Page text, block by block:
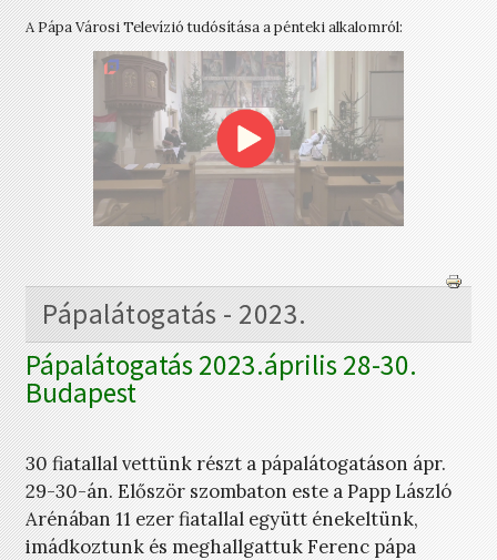
A Pápa Városi Televízió tudósítása a pénteki alkalomról:
Pápalátogatás - 2023.
Pápalátogatás 2023.április 28-30.
Budapest
30 fiatallal vettünk részt a pápalátogatáson ápr.
29-30-án. Először szombaton este a Papp László
Arénában 11 ezer fiatallal együtt énekeltünk,
imádkoztunk és meghallgattuk Ferenc pápa